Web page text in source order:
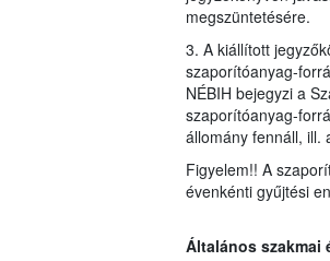
megszüntetésére.
3. A kiállított
szaporítóanyag-
NÉBIH bejegyzi a
szaporítóanyag-
állomány fennáll, ill.
Figyelem!! A
évenkénti gyűjtési
Általános szakmai